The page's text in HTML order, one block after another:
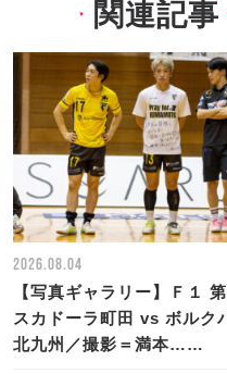
▼ 関連記事
2026.08.04
【写真ギャラリー】Ｆ１
スカドーラ町田 vs ボルク
北九州／撮影＝満本……